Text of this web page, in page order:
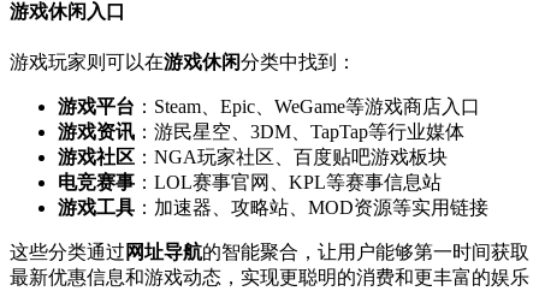
游戏休闲入口
游戏玩家则可以在游戏休闲分类中找到：
游戏平台 ：Steam、Epic、WeGame等游戏商店入口
游戏资讯 ：游民星空、3DM、TapTap等行业媒体
游戏社区 ：NGA玩家社区、百度贴吧游戏板块
电竞赛事 ：LOL赛事官网、KPL等赛事信息站
游戏工具 ：加速器、攻略站、MOD资源等实用链接
这些分类通过 网址导航的智能聚合，让用户能够第一时间获取
最新优惠信息和游戏动态，实现更聪明的消费和更丰富的娱乐